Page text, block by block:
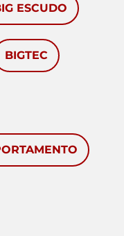
ESCUDO
BIGTEC